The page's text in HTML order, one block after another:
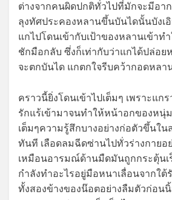
ต่างจากคนผิดปกติทั่วไปที่มักจะมีอาก
ลุงทัศประคองหลานขึ้นบันไดนั้นบังเ
แกไปโดนเข้ากับเป้าของหลานเข้าท
ชักมือกลับ ซึ่งก็เท่ากับว่าแกได้ปล่อย
จะตกบันได แกตกใจรีบคว้ากอดหลา
คราวนี้ยิ่งโดนเข้าไปเต็มๆ เพราะแก
รักแร้เข้ามาจนทำให้หน้าอกของหนุ่
เต็มๆความรู้สึกบางอย่างก่อตัวขึ้นใ
ทันที เลือดลมฉีดซ่านไปทั่วร่างกายอ
เหมือนอารมณ์ด้านมืดมันถูกกระตุ้นเ
กำลังทำอะไรอยู่มือหนาเลื่อนจากใต้
ทั้งสองข้างของน๊อตอย่างลืมตัวก่อน